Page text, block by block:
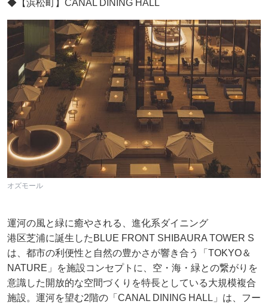
◆【浜松町】CANAL DINING HALL
オズモール
運河の風と緑に癒やされる、進化系ダイニング
港区芝浦に誕生したBLUE FRONT SHIBAURA TOWER S
は、都市の利便性と自然の豊かさが響き合う「TOKYO＆
NATURE」を施設コンセプトに、空・海・緑との繋がりを
意識した開放的な空間づくりを特長としている大規模複合
施設。運河を望む2階の「CANAL DINING HALL」は、フー